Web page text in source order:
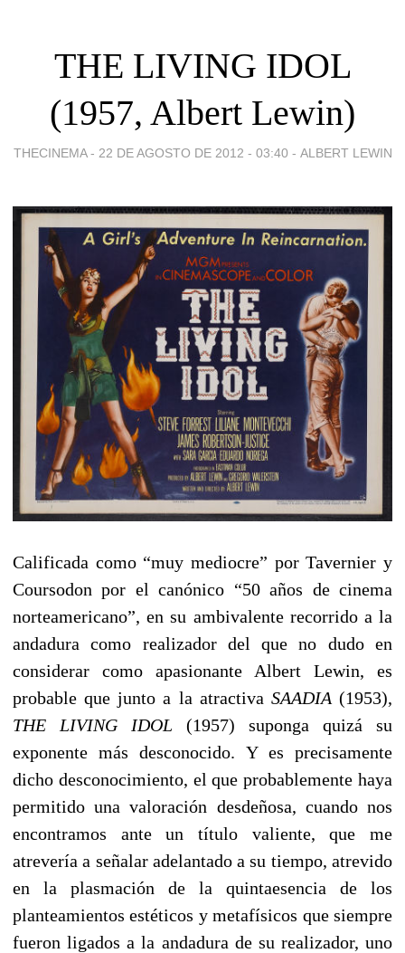
THE LIVING IDOL
(1957, Albert Lewin)
THECINEMA - 22 DE AGOSTO DE 2012 - 03:40 - ALBERT LEWIN
Calificada como “muy mediocre” por Tavernier y
Coursodon por el canónico “50 años de cinema
norteamericano”, en su ambivalente recorrido a la
andadura como realizador del que no dudo en
considerar como apasionante Albert Lewin, es
probable que junto a la atractiva SAADIA (1953),
THE LIVING IDOL (1957) suponga quizá su
exponente más desconocido. Y es precisamente
dicho desconocimiento, el que probablemente haya
permitido una valoración desdeñosa, cuando nos
encontramos ante un título valiente, que me
atrevería a señalar adelantado a su tiempo, atrevido
en la plasmación de la quintaesencia de los
planteamientos estéticos y metafísicos que siempre
fueron ligados a la andadura de su realizador, uno